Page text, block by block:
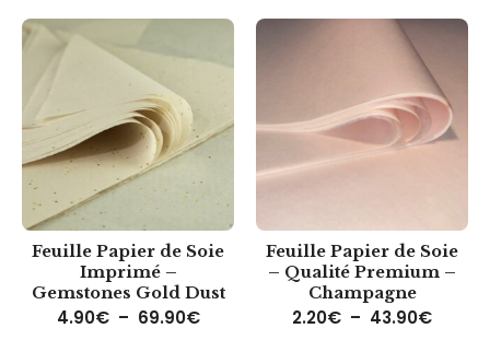
Feuille Papier de Soie
Imprimé –
Gemstones Gold Dust
4.90€ – 69.90€Plage de prix : 4.90€ à 69.90€
Feuille Papier de Soie
– Qualité Premium –
Champagne
2.20€ – 43.90€Plage